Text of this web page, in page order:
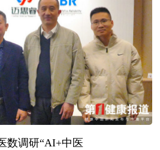
数调研“AI+中医